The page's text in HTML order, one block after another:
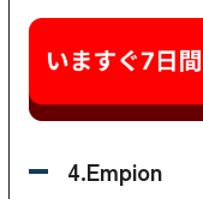
4.Empion